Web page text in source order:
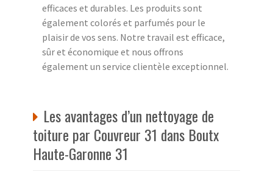
efficaces et durables. Les produits sont
également colorés et parfumés pour le
plaisir de vos sens. Notre travail est efficace,
sûr et économique et nous offrons
également un service clientèle exceptionnel.
Les avantages d’un nettoyage de
toiture par Couvreur 31 dans Boutx
Haute-Garonne 31